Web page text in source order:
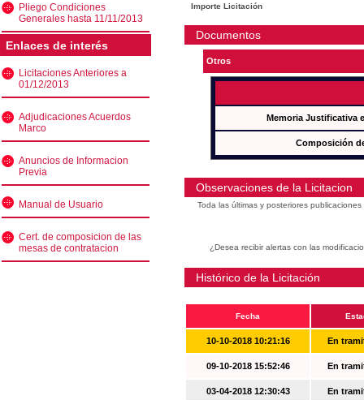
Pliego Condiciones
Generales hasta 11/11/2013
Enlaces de interés
Licitaciones Anteriores a
01/12/2013
Adjudicaciones Acuerdos
Marco
Anuncios de Informacion
Previa
Manual de Usuario
Cert. de composicion de las
mesas de contratacion
Importe Licitación
Documentos
Otros
Memoria Justificativa
Composición
Observaciones de la Licitacion
Toda las últimas y posteriores
¿Desea recibir alertas con las
Histórico de la Licitación
Fecha
10-10-2018 10:21:16 En
09-10-2018 15:52:46 En
03-04-2018 12:30:43 En